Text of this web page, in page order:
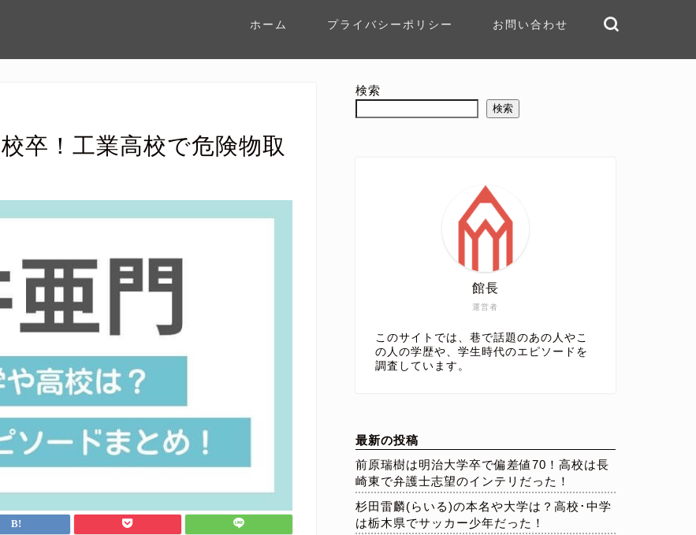
ホーム プライバシーポリシー お問い合わせ
卒！工業高校で危険物取
検索
検索
運営者
館長
このサイトでは、巷で話題のあの人やこ
の人の学歴や、学生時代のエピソードを
調査しています。
最新の投稿
前原瑞樹は明治大学卒で偏差値70！高校は長
崎東で弁護士志望のインテリだった！
杉田雷麟(らいる)の本名や大学は？高校･中学
は栃木県でサッカー少年だった！